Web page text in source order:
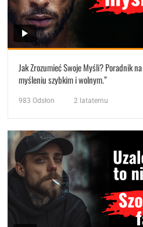
Jak Zrozumieć Swoje Myśli? Poradnik
myśleniu szybkim i wolnym.”
983 Odsłon 2 latatemu